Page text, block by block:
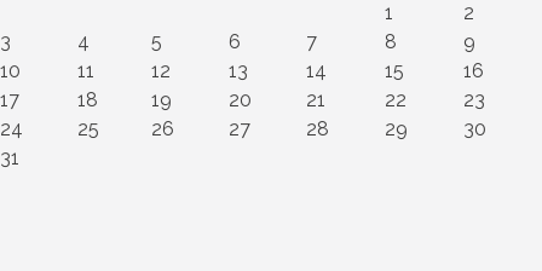
1
2
3
4 5 6 7 8
9
10
11 12 13 14 15
16
17
18 19 20 21 22
23
24
25 26 27 28 29
30
31